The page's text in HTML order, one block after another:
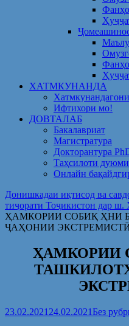
Фанҳо
Фанҳо
ХАТМКУНАНДА
Ифтихори мо!
ДОВТАЛАБ
Бакалавриат
Магистратура
Докторантура
Таҳсилоти
Онлайн
Донишкадаи иқтисод ва
тиҷорати Тоҷикистон дар ш.
ҲАМКОРИИ СОБИҚ ҲНИ
ҶАҲОНИИ
ҲАМКОРИИ
23.02.2021 24.02.2021Без